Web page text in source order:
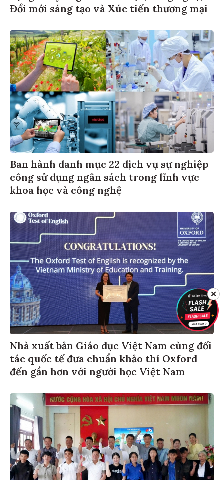
Đổi mới sáng tạo và Xúc tiến thương mại
Ban hành danh mục 22 dịch vụ sự nghiệp
công sử dụng ngân sách trong lĩnh vực
khoa học và công nghệ
Nhà xuất bản Giáo dục Việt Nam cùng đối
tác quốc tế đưa chuẩn khảo thí Oxford
đến gần hơn với người học Việt Nam
✕